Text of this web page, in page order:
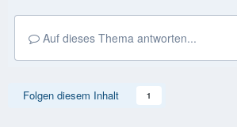
Auf dieses Thema antworten...
Folgen diesem Inhalt 1